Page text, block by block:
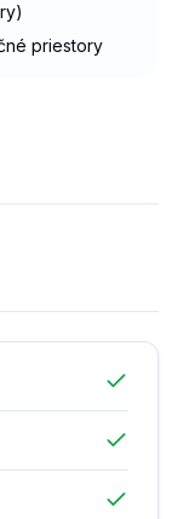
priestory